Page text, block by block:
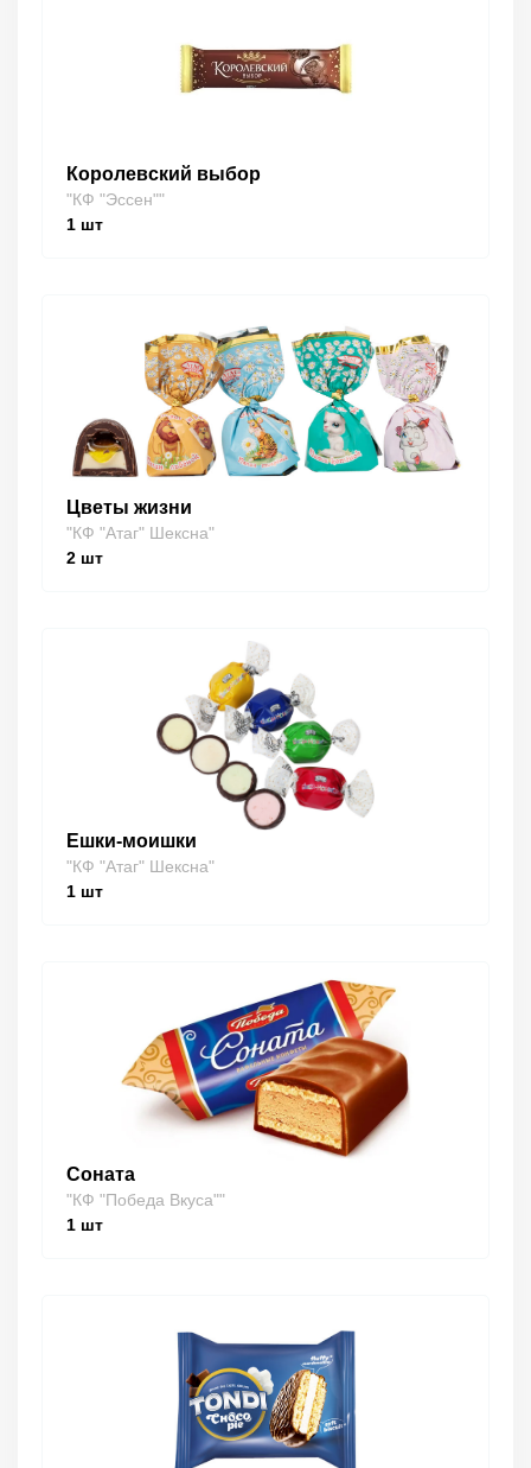
Королевский выбор
"КФ "Эссен""
1 шт
Цветы жизни
"КФ "Атаг" Шексна"
2 шт
Ешки-моишки
"КФ "Атаг" Шексна"
1 шт
Соната
"КФ "Победа Вкуса""
1 шт